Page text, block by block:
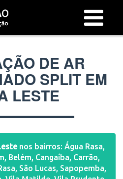
Menu
DE AR
SPLIT EM
LESTE
nos bairros: Água Rasa,
Belém, Cangaíba, Carrão,
São Lucas, Sapopemba,